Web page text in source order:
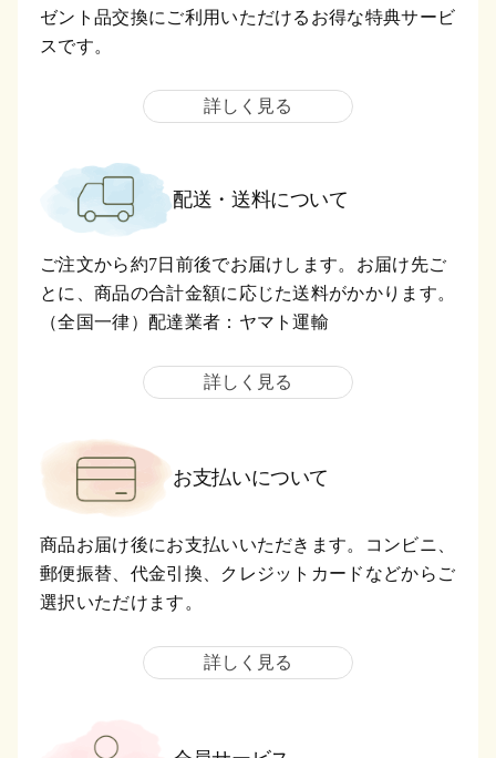
ゼント品交換にご利用いただけるお得な特典サービ
スです。
詳しく見る
配送・送料について
ご注文から約7日前後でお届けします。お届け先ご
とに、商品の合計金額に応じた送料がかかります。
（全国一律）配達業者：ヤマト運輸
詳しく見る
お支払いについて
商品お届け後にお支払いいただきます。コンビニ、
郵便振替、代金引換、クレジットカードなどからご
選択いただけます。
詳しく見る